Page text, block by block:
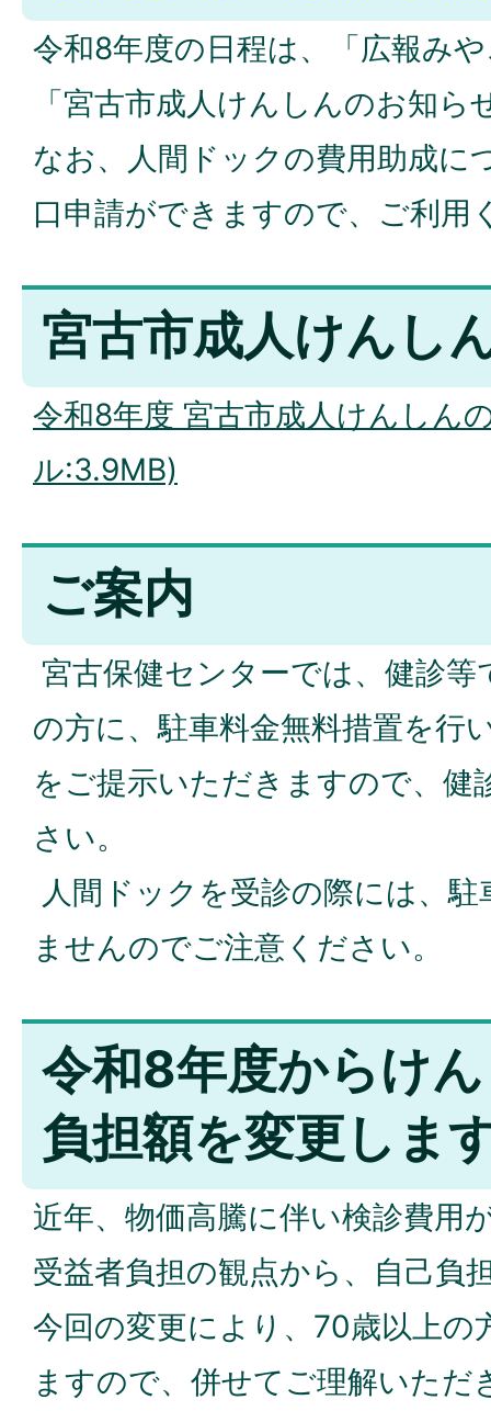
令和8年度の日程は、「広報み
「宮古市成人けんしんのお知
なお、人間ドックの費用助成に
口申請ができますので、ご利用
宮古市成人けんし
令和8年度 宮古市成人けんしん
ル:3.9MB)
ご案内
宮古保健センターでは、健診等
の方に、駐車料金無料措置を行
をご提示いただきますので、健
さい。
人間ドックを受診の際には、
ませんのでご注意ください。
令和8年度からけ
負担額を変更しま
近年、物価高騰に伴い検診費用
受益者負担の観点から、自己負
今回の変更により、70歳以上の
ますので、併せてご理解いただ